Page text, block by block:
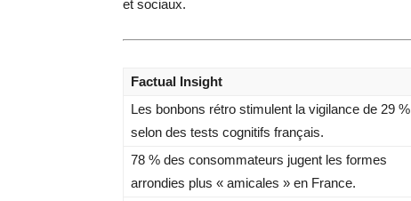
et sociaux.
Factual Insight
Les bonbons rétro stimulent la vigilance de 29 %
selon des tests cognitifs français.
78 % des consommateurs jugent les formes
arrondies plus « amicales » en France.